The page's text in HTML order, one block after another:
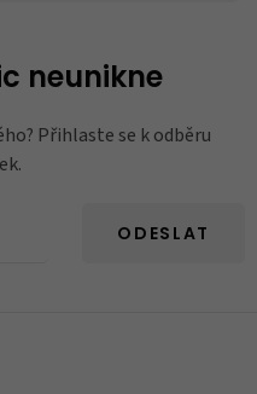
neunikne
Přihlaste se k odběru
ODESLAT